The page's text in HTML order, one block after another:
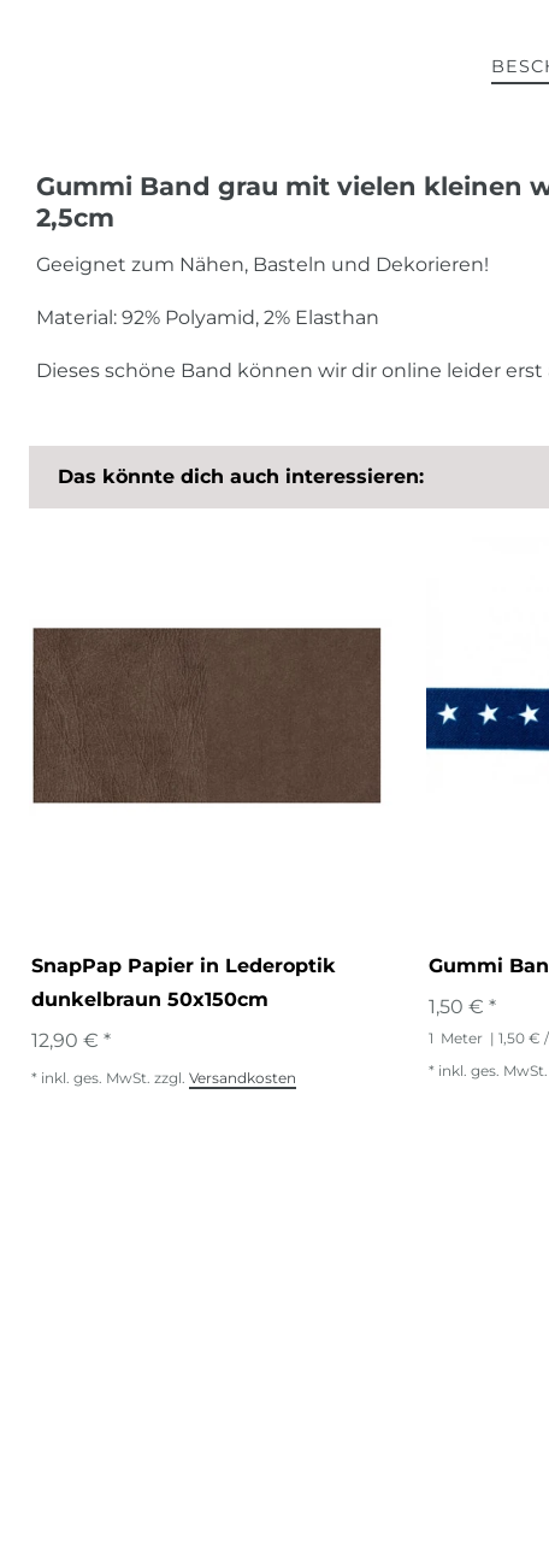
Gummi Band grau mit vielen kleinen
2,5cm
Geeignet zum Nähen, Basteln und Dekorieren!
Material: 92% Polyamid, 2% Elasthan
Dieses schöne Band können wir dir online leider
Das könnte dich auch interessieren:
SnapPap Papier in Lederoptik
dunkelbraun 50x150cm
12,90 € *
* inkl. ges. MwSt. zzgl. Versandkosten
Gummi
1,50 € *
1 Meter | 1,50 €
* inkl. ges. MwSt.